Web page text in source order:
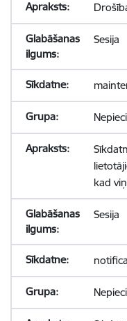
Sesija
kad
Sesija